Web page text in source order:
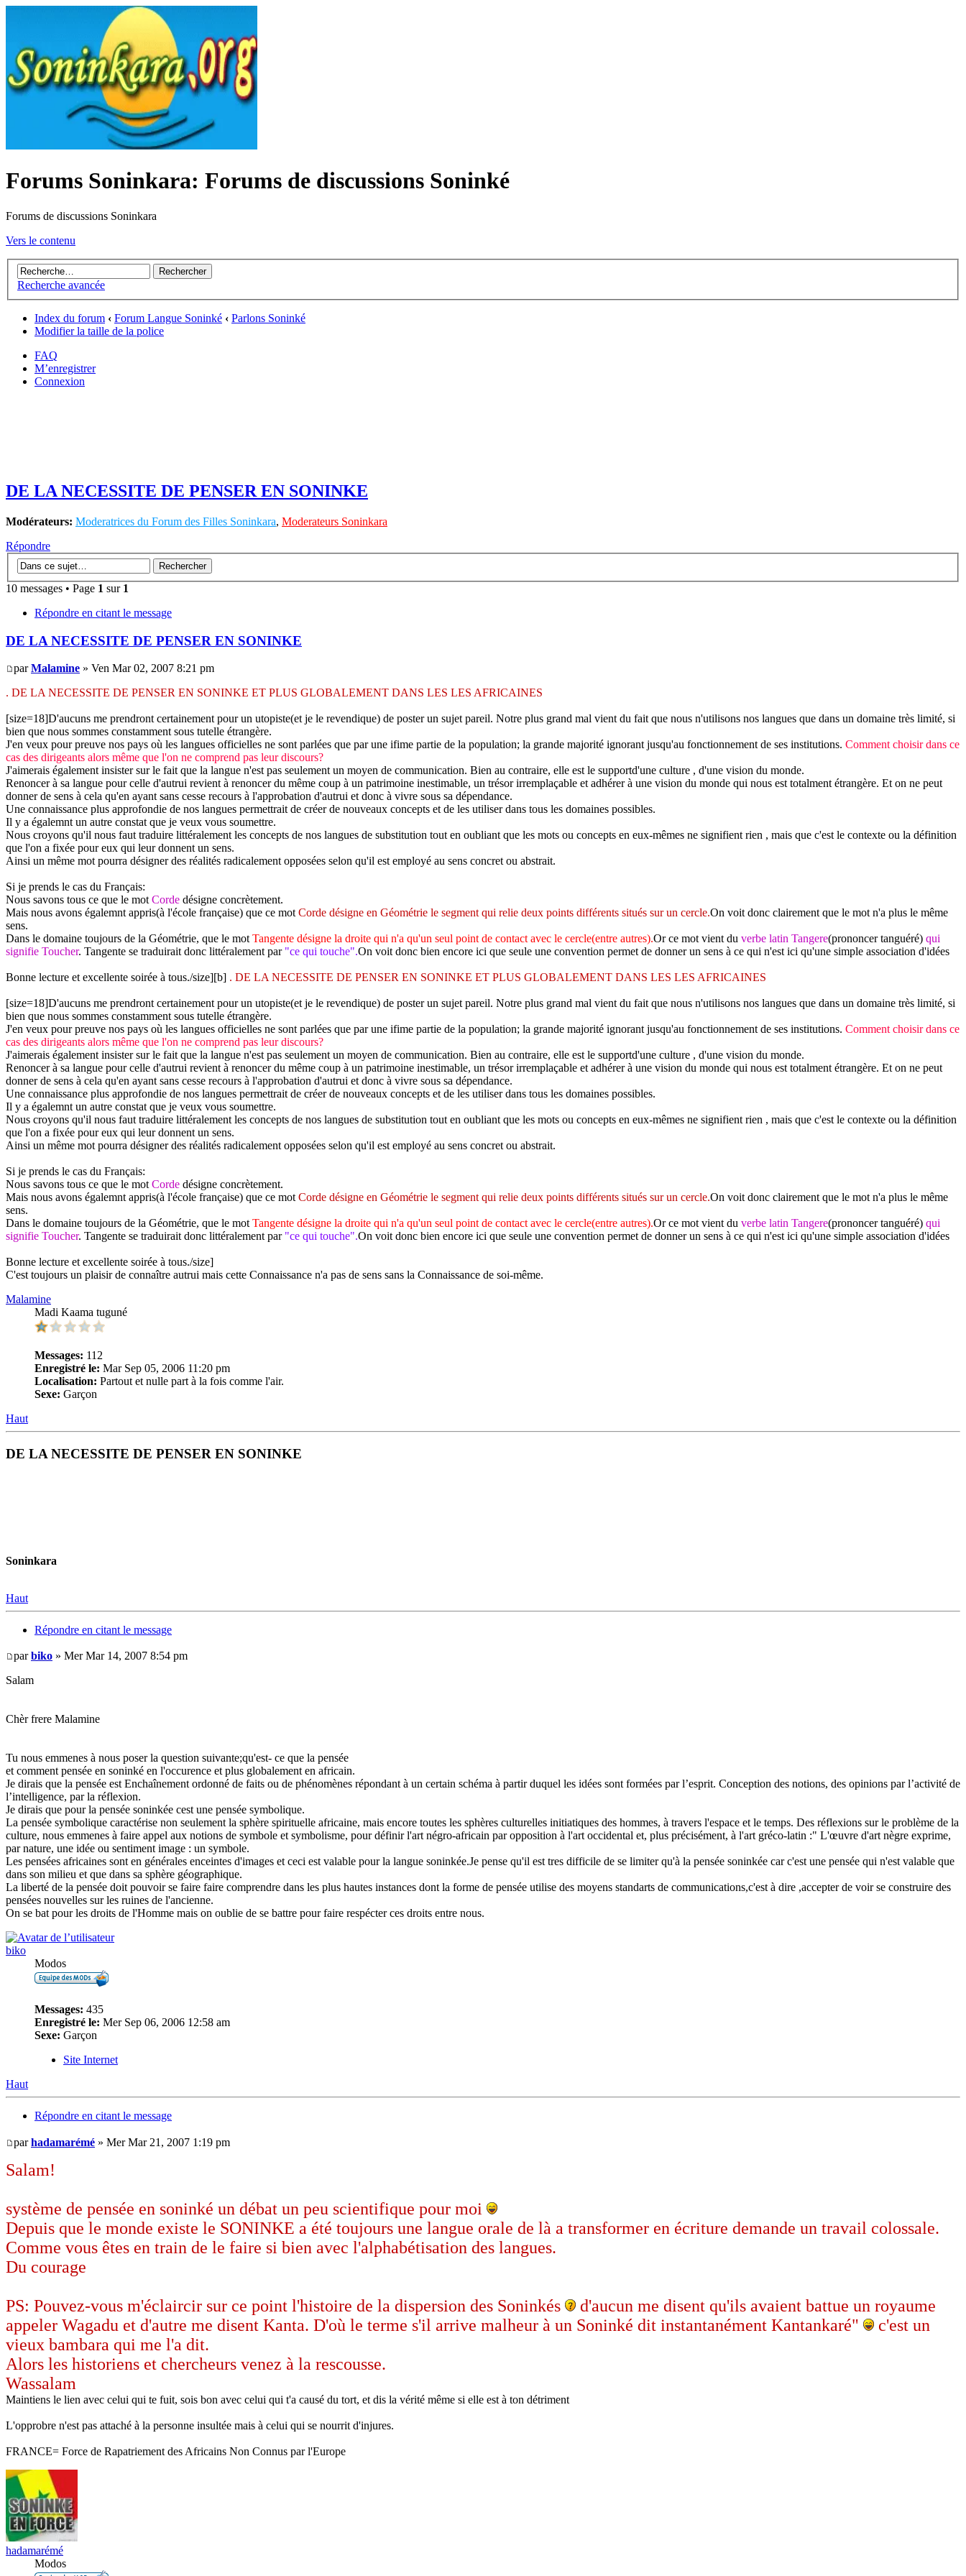
Forums Soninkara: Forums de discussions Soninké
Forums de discussions Soninkara
Vers le contenu
Recherche avancée
Index du forum ‹ Forum Langue Soninké ‹ Parlons Soninké
Modifier la taille de la police
FAQ
M’enregistrer
Connexion
DE LA NECESSITE DE PENSER EN SONINKE
Modérateurs: Moderatrices du Forum des Filles Soninkara, Moderateurs Soninkara
Répondre
10 messages • Page 1 sur 1
Répondre en citant le message
DE LA NECESSITE DE PENSER EN SONINKE
parMalamine » Ven Mar 02, 2007 8:21 pm
. DE LA NECESSITE DE PENSER EN SONINKE ET PLUS GLOBALEMENT DANS LES LES AFRICAINES
[size=18]D'aucuns me prendront certainement pour un utopiste(et je le revendique) de poster un sujet pareil. Notre plus grand mal vient du fait que nous n'utilisons nos langues que dans un domaine très limité, si
bien que nous sommes constamment sous tutelle étrangère.
J'en veux pour preuve nos pays où les langues officielles ne sont parlées que par une ifime partie de la population; la grande majorité ignorant jusqu'au fonctionnement de ses institutions. Comment choisir dans ce
cas des dirigeants alors même que l'on ne comprend pas leur discours?
J'aimerais également insister sur le fait que la langue n'est pas seulement un moyen de communication. Bien au contraire, elle est le supportd'une culture , d'une vision du monde.
Renoncer à sa langue pour celle d'autrui revient à renoncer du même coup à un patrimoine inestimable, un trésor irremplaçable et adhérer à une vision du monde qui nous est totalment étrangère. Et on ne peut
donner de sens à cela qu'en ayant sans cesse recours à l'approbation d'autrui et donc à vivre sous sa dépendance.
Une connaissance plus approfondie de nos langues permettrait de créer de nouveaux concepts et de les utiliser dans tous les domaines possibles.
Il y a égalemnt un autre constat que je veux vous soumettre.
Nous croyons qu'il nous faut traduire littéralement les concepts de nos langues de substitution tout en oubliant que les mots ou concepts en eux-mêmes ne signifient rien , mais que c'est le contexte ou la définition
que l'on a fixée pour eux qui leur donnent un sens.
Ainsi un même mot pourra désigner des réalités radicalement opposées selon qu'il est employé au sens concret ou abstrait.
Si je prends le cas du Français:
Nous savons tous ce que le mot Corde désigne concrètement.
Mais nous avons égalemnt appris(à l'école française) que ce mot Corde désigne en Géométrie le segment qui relie deux points différents situés sur un cercle.On voit donc clairement que le mot n'a plus le même
sens.
Dans le domaine toujours de la Géométrie, que le mot Tangente désigne la droite qui n'a qu'un seul point de contact avec le cercle(entre autres).Or ce mot vient du verbe latin Tangere(prononcer tanguéré) qui
signifie Toucher. Tangente se traduirait donc littéralement par "ce qui touche".On voit donc bien encore ici que seule une convention permet de donner un sens à ce qui n'est ici qu'une simple association d'idées
Bonne lecture et excellente soirée à tous./size][b] . DE LA NECESSITE DE PENSER EN SONINKE ET PLUS GLOBALEMENT DANS LES LES AFRICAINES
[size=18]D'aucuns me prendront certainement pour un utopiste(et je le revendique) de poster un sujet pareil. Notre plus grand mal vient du fait que nous n'utilisons nos langues que dans un domaine très limité, si
bien que nous sommes constamment sous tutelle étrangère.
J'en veux pour preuve nos pays où les langues officielles ne sont parlées que par une ifime partie de la population; la grande majorité ignorant jusqu'au fonctionnement de ses institutions. Comment choisir dans ce
cas des dirigeants alors même que l'on ne comprend pas leur discours?
J'aimerais également insister sur le fait que la langue n'est pas seulement un moyen de communication. Bien au contraire, elle est le supportd'une culture , d'une vision du monde.
Renoncer à sa langue pour celle d'autrui revient à renoncer du même coup à un patrimoine inestimable, un trésor irremplaçable et adhérer à une vision du monde qui nous est totalment étrangère. Et on ne peut
donner de sens à cela qu'en ayant sans cesse recours à l'approbation d'autrui et donc à vivre sous sa dépendance.
Une connaissance plus approfondie de nos langues permettrait de créer de nouveaux concepts et de les utiliser dans tous les domaines possibles.
Il y a égalemnt un autre constat que je veux vous soumettre.
Nous croyons qu'il nous faut traduire littéralement les concepts de nos langues de substitution tout en oubliant que les mots ou concepts en eux-mêmes ne signifient rien , mais que c'est le contexte ou la définition
que l'on a fixée pour eux qui leur donnent un sens.
Ainsi un même mot pourra désigner des réalités radicalement opposées selon qu'il est employé au sens concret ou abstrait.
Si je prends le cas du Français:
Nous savons tous ce que le mot Corde désigne concrètement.
Mais nous avons égalemnt appris(à l'école française) que ce mot Corde désigne en Géométrie le segment qui relie deux points différents situés sur un cercle.On voit donc clairement que le mot n'a plus le même
sens.
Dans le domaine toujours de la Géométrie, que le mot Tangente désigne la droite qui n'a qu'un seul point de contact avec le cercle(entre autres).Or ce mot vient du verbe latin Tangere(prononcer tanguéré) qui
signifie Toucher. Tangente se traduirait donc littéralement par "ce qui touche".On voit donc bien encore ici que seule une convention permet de donner un sens à ce qui n'est ici qu'une simple association d'idées
Bonne lecture et excellente soirée à tous./size]
C'est toujours un plaisir de connaître autrui mais cette Connaissance n'a pas de sens sans la Connaissance de soi-même.
Malamine
Madi Kaama tuguné
Messages: 112
Enregistré le: Mar Sep 05, 2006 11:20 pm
Localisation: Partout et nulle part à la fois comme l'air.
Sexe: Garçon
Haut
DE LA NECESSITE DE PENSER EN SONINKE
Soninkara
Haut
Répondre en citant le message
parbiko » Mer Mar 14, 2007 8:54 pm
Salam
Chèr frere Malamine
Tu nous emmenes à nous poser la question suivante;qu'est- ce que la pensée
et comment pensée en soninké en l'occurence et plus globalement en africain.
Je dirais que la pensée est Enchaînement ordonné de faits ou de phénomènes répondant à un certain schéma à partir duquel les idées sont formées par l’esprit. Conception des notions, des opinions par l’activité de
l’intelligence, par la réflexion.
Je dirais que pour la pensée soninkée cest une pensée symbolique.
La pensée symbolique caractérise non seulement la sphère spirituelle africaine, mais encore toutes les sphères culturelles initiatiques des hommes, à travers l'espace et le temps. Des réflexions sur le problème de la
culture, nous emmenes à faire appel aux notions de symbole et symbolisme, pour définir l'art négro-africain par opposition à l'art occidental et, plus précisément, à l'art gréco-latin :" L'œuvre d'art nègre exprime,
par nature, une idée ou sentiment image : un symbole.
Les pensées africaines sont en générales enceintes d'images et ceci est valable pour la langue soninkée.Je pense qu'il est tres difficile de se limiter qu'à la pensée soninkée car c'est une pensée qui n'est valable que
dans son milieu et que dans sa sphère géographique.
La liberté de la pensée doit pouvoir se faire faire comprendre dans les plus hautes instances dont la forme de pensée utilise des moyens standarts de communications,c'est à dire ,accepter de voir se construire des
pensées nouvelles sur les ruines de l'ancienne.
On se bat pour les droits de l'Homme mais on oublie de se battre pour faire respécter ces droits entre nous.
biko
Modos
Messages: 435
Enregistré le: Mer Sep 06, 2006 12:58 am
Sexe: Garçon
Site Internet
Haut
Répondre en citant le message
parhadamarémé » Mer Mar 21, 2007 1:19 pm
Salam!
système de pensée en soninké un débat un peu scientifique pour moi
Depuis que le monde existe le SONINKE a été toujours une langue orale de là a transformer en écriture demande un travail colossale.
Comme vous êtes en train de le faire si bien avec l'alphabétisation des langues.
Du courage
PS: Pouvez-vous m'éclaircir sur ce point l'histoire de la dispersion des Soninkés
d'aucun me disent qu'ils avaient battue un royaume
appeler Wagadu et d'autre me disent Kanta. D'où le terme s'il arrive malheur à un Soninké dit instantanément Kantankaré"
c'est un
vieux bambara qui me l'a dit.
Alors les historiens et chercheurs venez à la rescousse.
Wassalam
Maintiens le lien avec celui qui te fuit, sois bon avec celui qui t'a causé du tort, et dis la vérité même si elle est à ton détriment
L'opprobre n'est pas attaché à la personne insultée mais à celui qui se nourrit d'injures.
FRANCE= Force de Rapatriement des Africains Non Connus par l'Europe
hadamarémé
Modos